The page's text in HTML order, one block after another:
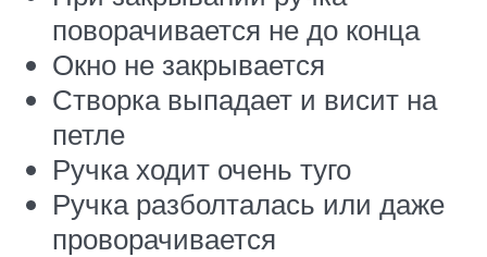
поворачивается не до конца
Окно не закрывается
Створка выпадает и висит на
петле
Ручка ходит очень туго
Ручка разболталась или даже
проворачивается